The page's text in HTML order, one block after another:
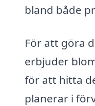
bland både
För att göra
erbjuder
för att hitta
planerar i